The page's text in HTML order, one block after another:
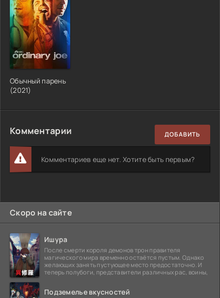
Обычный парень
(2021)
Комментарии ДОБАВИТЬ
Комментариев еще нет. Хотите быть первым?
Скоро на сайте
Ишура
После смерти короля демонов трон правителя
магического мира временно остаётся пустым. Однако
желающих занять пустующее место предостаточно. И
теперь полубоги, представители различных рас, воины,
Подземелье вкусностей